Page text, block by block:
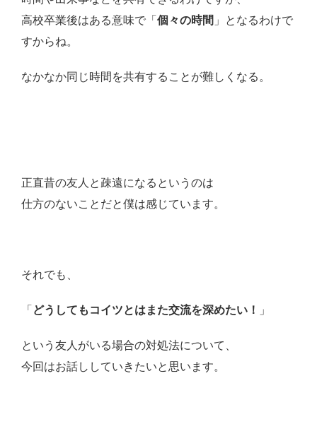
高校卒業後はある意味で「 個々の時間 」となるわけで
すからね。
なかなか同じ時間を共有することが難しくなる。
正直昔の友人と疎遠になるというのは
仕方のないことだと僕は感じています。
それでも、
「 どうしてもコイツとはまた交流を深めたい！ 」
という友人がいる場合の対処法について、
今回はお話ししていきたいと思います。